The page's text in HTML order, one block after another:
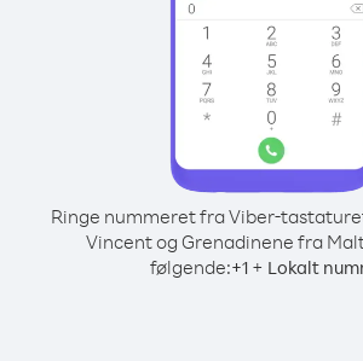
Ringe nummeret fra Viber-
Vincent og Grenadinene fra
følgende:+1 + Lokalt